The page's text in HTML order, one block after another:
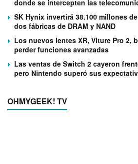
donde se intercepten las
SK Hynix invertirá 38.100 millones
dos fábricas de DRAM y NAND
Los nuevos lentes XR, Viture Pro 2,
perder funciones avanzadas
Las ventas de Switch 2 cayeron
pero Nintendo superó sus
OHMYGEEK! TV